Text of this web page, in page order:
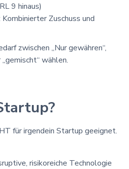
9 hinaus)
Kombinierter Zuschuss und
zwischen „Nur gewähren“,
wählen.
für irgendein Startup geeignet.
risikoreiche Technologie